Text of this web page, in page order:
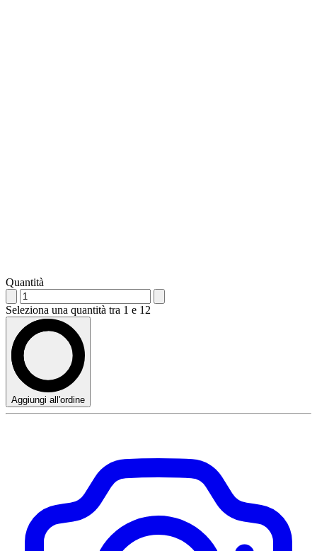
Quantità
Seleziona una quantità tra 1 e 12
Aggiungi all'ordine